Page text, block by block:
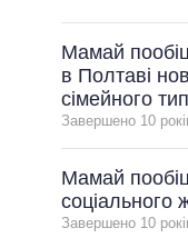
ГОЛОВИ
МЕРИ МІСТ
ВСІ
Мамай
в Полтаві
сімейного
Завершено 10
Мамай
соціального
Завершено 10